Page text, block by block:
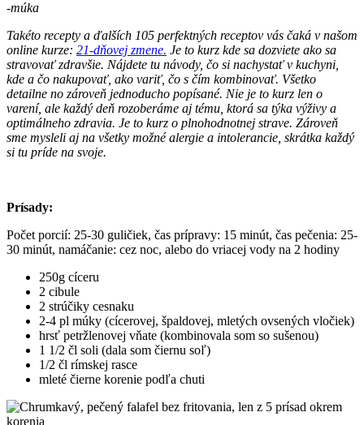
-múka
Takéto recepty a ďalších 105 perfektných receptov vás čaká v našom
online kurze: 21-dňovej zmene. Je to kurz kde sa dozviete ako sa
stravovať zdravšie. Nájdete tu návody, čo si nachystať v kuchyni,
kde a čo nakupovať, ako variť, čo s čím kombinovať. Všetko
detailne no zároveň jednoducho popísané. Nie je to kurz len o
varení, ale každý deň rozoberáme aj tému, ktorá sa týka výživy a
optimálneho zdravia. Je to kurz o plnohodnotnej strave. Zároveň
sme mysleli aj na všetky možné alergie a intolerancie, skrátka každý
si tu príde na svoje.
Prísady:
Počet porcií: 25-30 guličiek, čas prípravy: 15 minút, čas pečenia: 25-
30 minút, namáčanie: cez noc, alebo do vriacej vody na 2 hodiny
250g cíceru
2 cibule
2 strúčiky cesnaku
2-4 pl múky (cícerovej, špaldovej, mletých ovsených vločiek)
hrsť petržlenovej vňate (kombinovala som so sušenou)
1 1/2 čl soli (dala som čiernu soľ)
1/2 čl rímskej rasce
mleté čierne korenie podľa chuti